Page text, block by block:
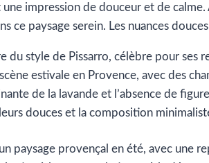
une impression de douceur et de
ce paysage serein. Les nuances
du style de Pissarro, célèbre pour ses
estivale en Provence, avec des
de la lavande et l’absence de
douces et la composition
paysage provençal en été, avec une